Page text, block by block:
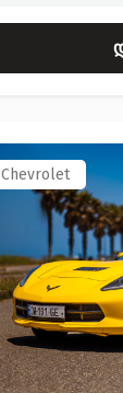
Chevrolet